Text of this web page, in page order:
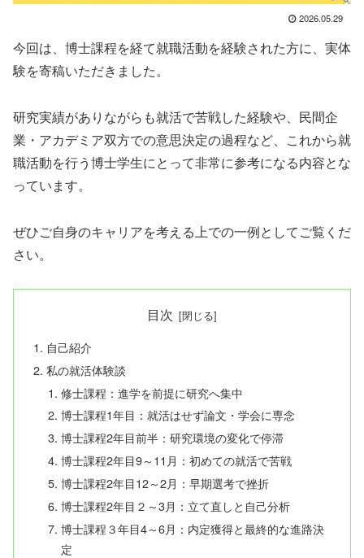
2026.05.29
今回は、博士課程を経て就職活動を経験された方に、実体
験を寄稿いただきました。
研究実績がありながらも就活で苦戦した経験や、民間企
業・アカデミア双方での意思決定の過程など、これから就
職活動を行う博士学生にとって非常に参考になる内容とな
っています。
ぜひご自身のキャリアを考える上での一例としてご覧くだ
さい。
目次
自己紹介
私の就活体験談
修士課程：進学を前提に研究へ集中
博士課程1年目：就活はせず論文・学会に専念
博士課程2年目前半：研究環境の変化で停滞
博士課程2年目9～11月：初めての就活で苦戦
博士課程2年目12～2月：早期選考で挫折
博士課程2年目２～3月：立て直しと自己分析
博士課程３年目4～6月：内定獲得と最終的な進路決
定